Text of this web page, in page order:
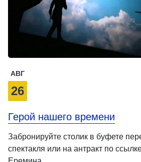
АВГ
26
Герой нашего времени
Забронируйте столик в буфете
спектакля или на антракт по